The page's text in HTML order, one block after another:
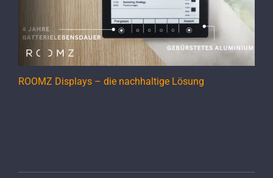
ROOMZ Displays – die nachhaltige Lösung